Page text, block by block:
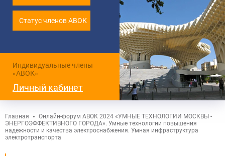
Статус членов АВОК
Индивидуальные члены
«АВОК»
Личный кабинет
Главная
Онлайн-форум АВОК 2024 «УМНЫЕ ТЕХНОЛОГИИ МОСКВЫ -
ЭНЕРГОЭФФЕКТИВНОГО ГОРОДА». Умные технологии повышения
надежности и качества электроснабжения. Умная инфраструктура
электротранспорта